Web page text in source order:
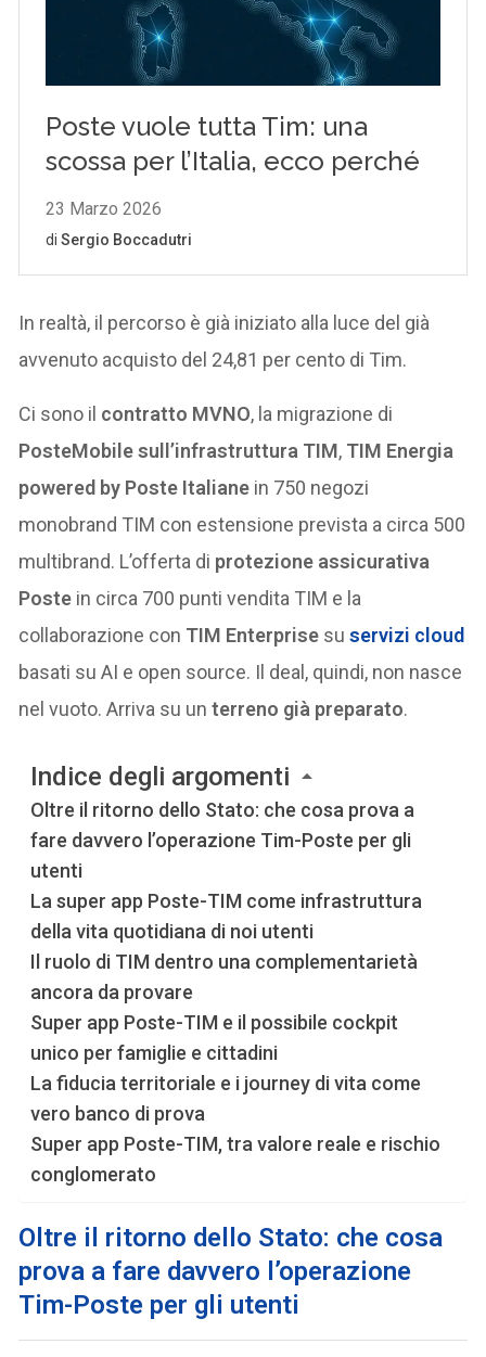
In realtà, il percorso è già iniziato alla luce del già
avvenuto acquisto del 24,81 per cento di Tim.
Ci sono il contratto MVNO, la migrazione di
PosteMobile sull’infrastruttura TIM, TIM Energia
powered by Poste Italiane in 750 negozi
monobrand TIM con estensione prevista a circa 500
multibrand. L’offerta di protezione assicurativa
Poste in circa 700 punti vendita TIM e la
collaborazione con TIM Enterprise suservizi cloud
basati su AI e open source. Il deal, quindi, non nasce
nel vuoto. Arriva su unterreno già preparato.
Indice degli argomenti
Oltre il ritorno dello Stato: che cosa prova a
fare davvero l’operazione Tim-Poste per gli
utenti
La super app Poste-TIM come infrastruttura
della vita quotidiana di noi utenti
Il ruolo di TIM dentro una complementarietà
ancora da provare
Super app Poste-TIM e il possibile cockpit
unico per famiglie e cittadini
La fiducia territoriale e i journey di vita come
vero banco di prova
Super app Poste-TIM, tra valore reale e rischio
conglomerato
Oltre il ritorno dello Stato: che cosa
prova a fare davvero l’operazione
Tim-Poste per gli utenti